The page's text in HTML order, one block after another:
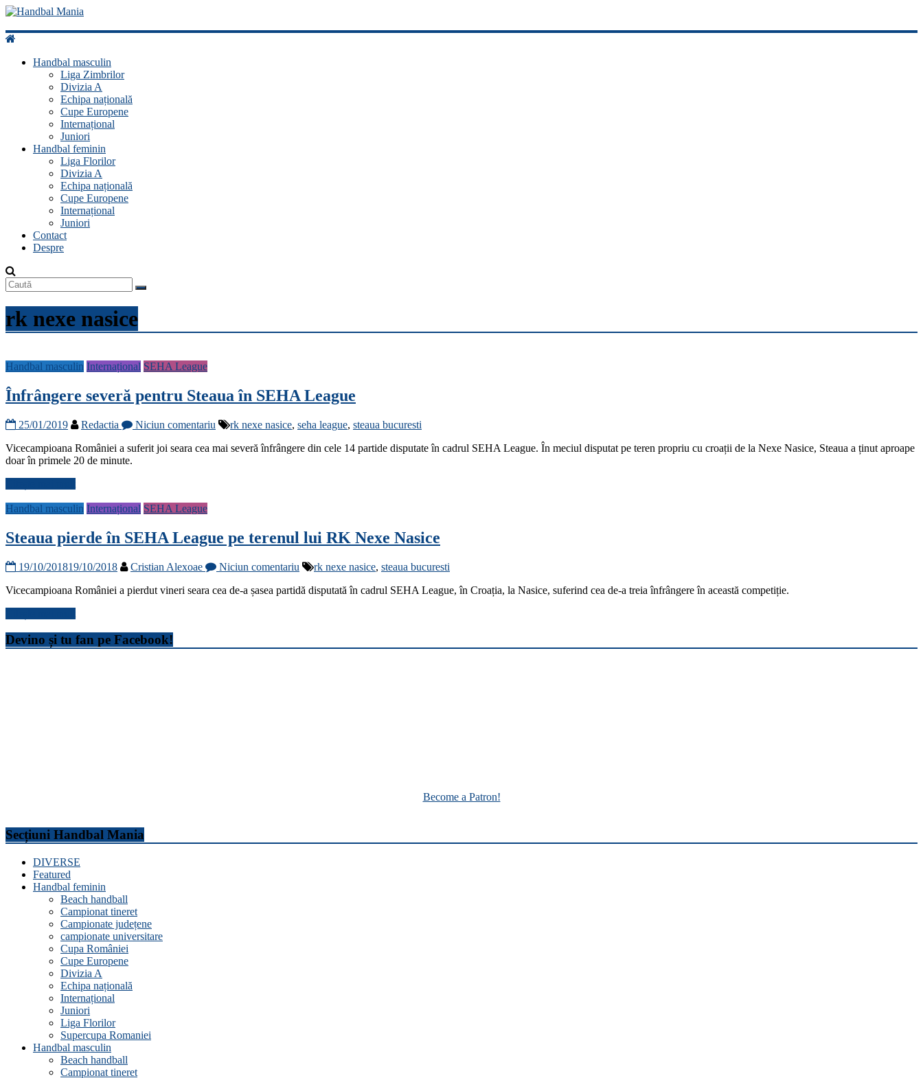
Handbal
Handbal masculin
Liga Zimbrilor
Divizia A
Echipa națională
Cupe Europene
Internațional
Juniori
Handbal feminin
Liga Florilor
Divizia A
Echipa națională
Cupe Europene
Internațional
Juniori
Contact
Despre
rk nexe nasice
Handbal masculin Internațional SEHA League
Înfrângere severă pentru Steaua în SEHA League
25/01/2019 Redactia Niciun comentariu rk nexe nasice, seha league, steaua bucuresti
Vicecampioana României a suferit joi seara cea mai severă înfrângere din cele 14 partide disputate în cadrul SEHA League. În meciul disputat pe teren propriu cu croații de la Nexe Nasice, Steaua a ținut aproape
doar în primele 20 de minute.
Handbal masculin Internațional SEHA League
Steaua pierde în SEHA League pe terenul lui RK Nexe Nasice
19/10/201819/10/2018 Cristian Alexoae Niciun comentariu rk nexe nasice, steaua bucuresti
Vicecampioana României a pierdut vineri seara cea de-a șasea partidă disputată în cadrul SEHA League, în Croația, la Nasice, suferind cea de-a treia înfrângere în această competiție.
Devino și tu fan pe Facebook!
Become a Patron!
Secțiuni Handbal Mania
DIVERSE
Featured
Handbal feminin
Beach handball
Campionat tineret
Campionate județene
campionate universitare
Cupa României
Cupe Europene
Divizia A
Echipa națională
Internațional
Juniori
Liga Florilor
Supercupa Romaniei
Handbal masculin
Beach handball
Campionat tineret